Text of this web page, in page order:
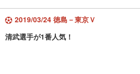
2019/03/24 徳島－東京Ｖ
清武選手が1番人気！